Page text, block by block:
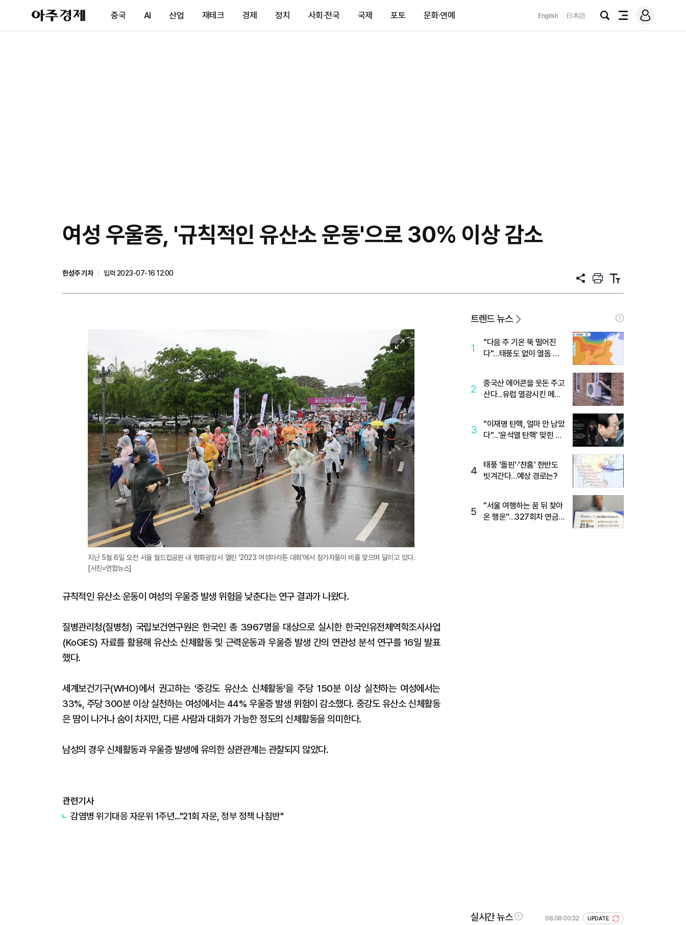
아
주
제
중국 AI 산업 재테크 경제 정치 사회·전국 국제 포토 문화·연예 English 日本語
검
전
메
그
​여성 우울증, '규칙적인 유산소 운동'으로 30% 이상 감소
한성주 기자
입력 2023-07-16 12:00
공
프
트
텍
트
이
미
지
확
대
지난 5월 6일 오전 서울 월드컵공원 내 평화광장서 열린 '2023 여성마라톤 대회'에서 참가자들이 비를 맞으며 달리고 있다.
[사진=연합뉴스]
규칙적인 유산소 운동이 여성의 우울증 발생 위험을 낮춘다는 연구 결과가 나왔다.
질병관리청(질병청) 국립보건연구원은 한국인 총 3967명을 대상으로 실시한 한국인유전체역학조사사업
(KoGES) 자료를 활용해 유산소 신체활동 및 근력운동과 우울증 발생 간의 연관성 분석 연구를 16일 발표
했다.
세계보건기구(WHO)에서 권고하는 '중강도 유산소 신체활동'을 주당 150분 이상 실천하는 여성에서는
33%, 주당 300분 이상 실천하는 여성에서는 44% 우울증 발생 위험이 감소했다. 중강도 유산소 신체활동
은 땀이 나거나 숨이 차지만, 다른 사람과 대화가 가능한 정도의 신체활동을 의미한다.
남성의 경우 신체활동과 우울증 발생에 유의한 상관관계는 관찰되지 않았다.
관련기사
감염병 위기대응 자문위 1주년…"21회 자문, 정부 정책 나침반"
트렌드 뉴스
1
"다음 주 기온 뚝 떨어진
다"…태풍도 없이 열돔 박
2
중국산 에어콘을 웃돈 주고
산다...유럽 열광시킨 메이
3
"이재명 탄핵, 얼마 안 남았
다"...'윤석열 탄핵' 맞힌 무
4
태풍 '돌핀'·'찬홈' 한반도
빗겨간다…예상 경로는?
5
"서울 여행하는 꿈 뒤 찾아
온 행운"…327회차 연금
실시간 뉴스 08.08 00:32 UPDATE